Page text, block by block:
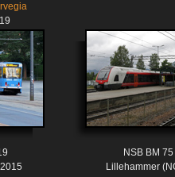
NSB BM
Lillehammer